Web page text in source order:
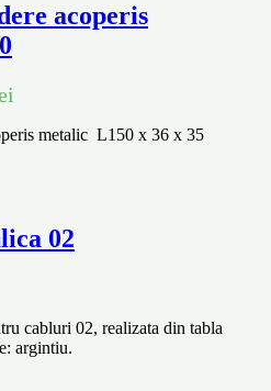
acoperis
metalic L150 x 36 x 35
02
cabluri 02, realizata din tabla
argintiu.